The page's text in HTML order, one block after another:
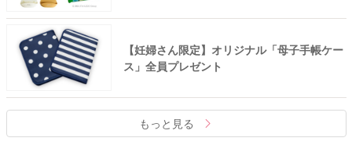
【妊婦さん限定】オリジナル「母子手帳ケー
ス」全員プレゼント
もっと見る